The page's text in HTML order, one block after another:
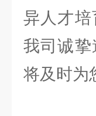
异人才
我司诚
将及时为